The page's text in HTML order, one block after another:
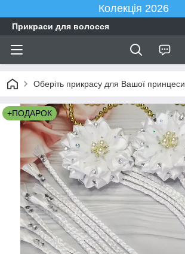
Колекція 2026
Прикраси для волосся
Оберіть прикрасу для Вашої принцеси
+ПОДАРОК